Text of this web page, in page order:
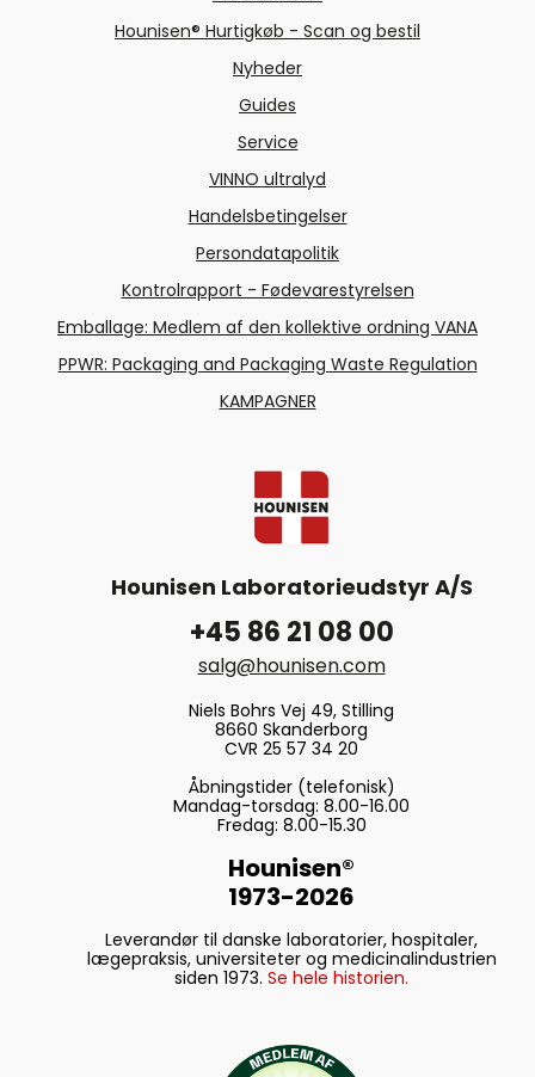
Hounisen® Hurtigkøb - Scan og bestil
Nyheder
Guides
Service
VINNO ultralyd
Handelsbetingelser
Persondatapolitik
Kontrolrapport - Fødevarestyrelsen
Emballage: Medlem af den kollektive ordning VANA
PPWR: Packaging and Packaging Waste Regulation
KAMPAGNER
Hounisen Laboratorieudstyr A/S
+45 86 21 08 00
salg@hounisen.com
Niels Bohrs Vej 49, Stilling
8660 Skanderborg
CVR 25 57 34 20
Åbningstider (telefonisk)
Mandag-torsdag: 8.00-16.00
Fredag: 8.00-15.30
Hounisen®
1973-2026
Leverandør til danske laboratorier, hospitaler,
lægepraksis, universiteter og medicinalindustrien
siden 1973. Se hele historien.